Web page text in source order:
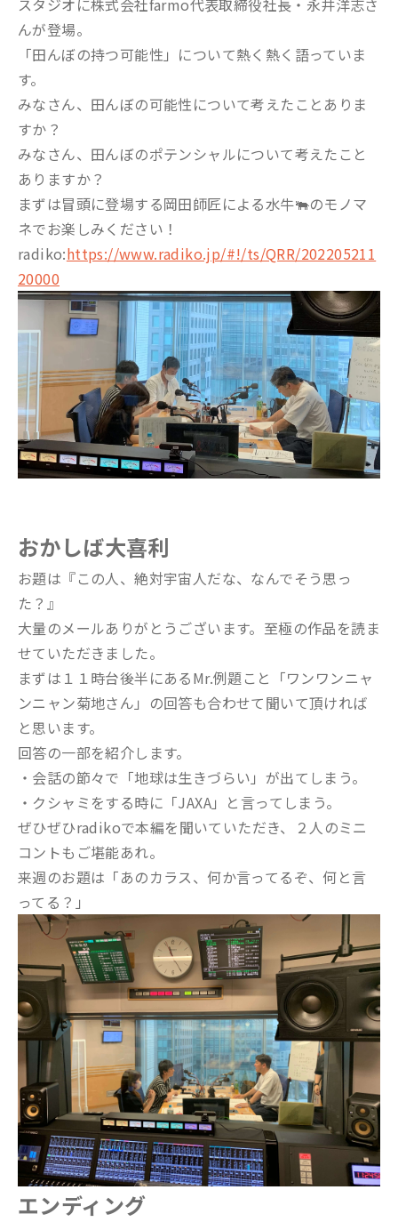
スタジオに株式会社farmo代表取締役社長・永井洋志さ
んが登場。
「田んぼの持つ可能性」について熱く熱く語っていま
す。
みなさん、田んぼの可能性について考えたことありま
すか？
みなさん、田んぼのポテンシャルについて考えたこと
ありますか？
まずは冒頭に登場する岡田師匠による水牛🐃のモノマ
ネでお楽しみください！
radiko:https://www.radiko.jp/#!/ts/QRR/202205211
20000
おかしば大喜利
お題は『この人、絶対宇宙人だな、なんでそう思っ
た？』
大量のメールありがとうございます。至極の作品を読ま
せていただきました。
まずは１１時台後半にあるMr.例題こと「ワンワンニャ
ンニャン菊地さん」の回答も合わせて聞いて頂ければ
と思います。
回答の一部を紹介します。
・会話の節々で「地球は生きづらい」が出てしまう。
・クシャミをする時に「JAXA」と言ってしまう。
ぜひぜひradikoで本編を聞いていただき、２人のミニ
コントもご堪能あれ。
来週のお題は「あのカラス、何か言ってるぞ、何と言
ってる？」
エンディング